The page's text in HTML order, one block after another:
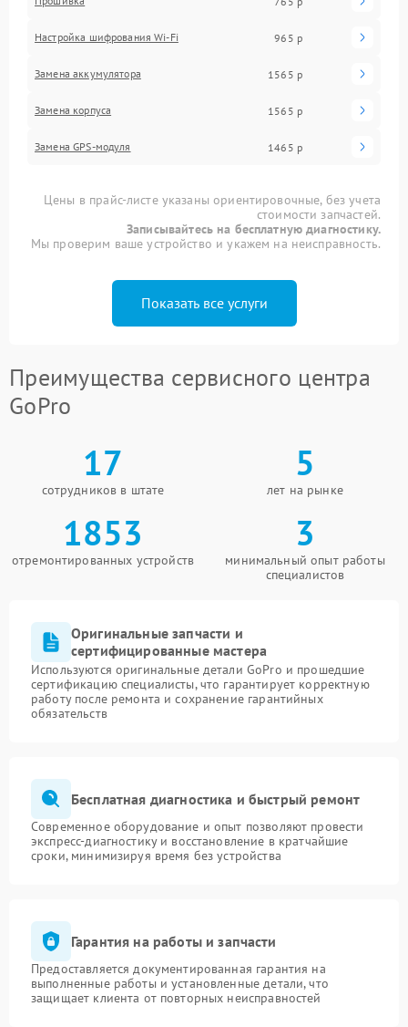
Настройка шифрования Wi-Fi 965 р
Замена аккумулятора 1565 р
Замена корпуса 1565 р
Замена GPS-модуля 1465 р
Цены в прайс-листе указаны ориентировочные, без учета
стоимости запчастей.
Записывайтесь на бесплатную диагностику.
Мы проверим ваше устройство и укажем на неисправность.
Показать все услуги
Преимущества сервисного центра
GoPro
17
сотрудников в штате
5
лет на рынке
1853
отремонтированных устройств
3
минимальный опыт работы
специалистов
Оригинальные запчасти и
сертифицированные мастера
Используются оригинальные детали GoPro и прошедшие
сертификацию специалисты, что гарантирует корректную
работу после ремонта и сохранение гарантийных
обязательств
Бесплатная диагностика и быстрый ремонт
Современное оборудование и опыт позволяют провести
экспресс-диагностику и восстановление в кратчайшие
сроки, минимизируя время без устройства
Гарантия на работы и запчасти
Предоставляется документированная гарантия на
выполненные работы и установленные детали, что
защищает клиента от повторных неисправностей